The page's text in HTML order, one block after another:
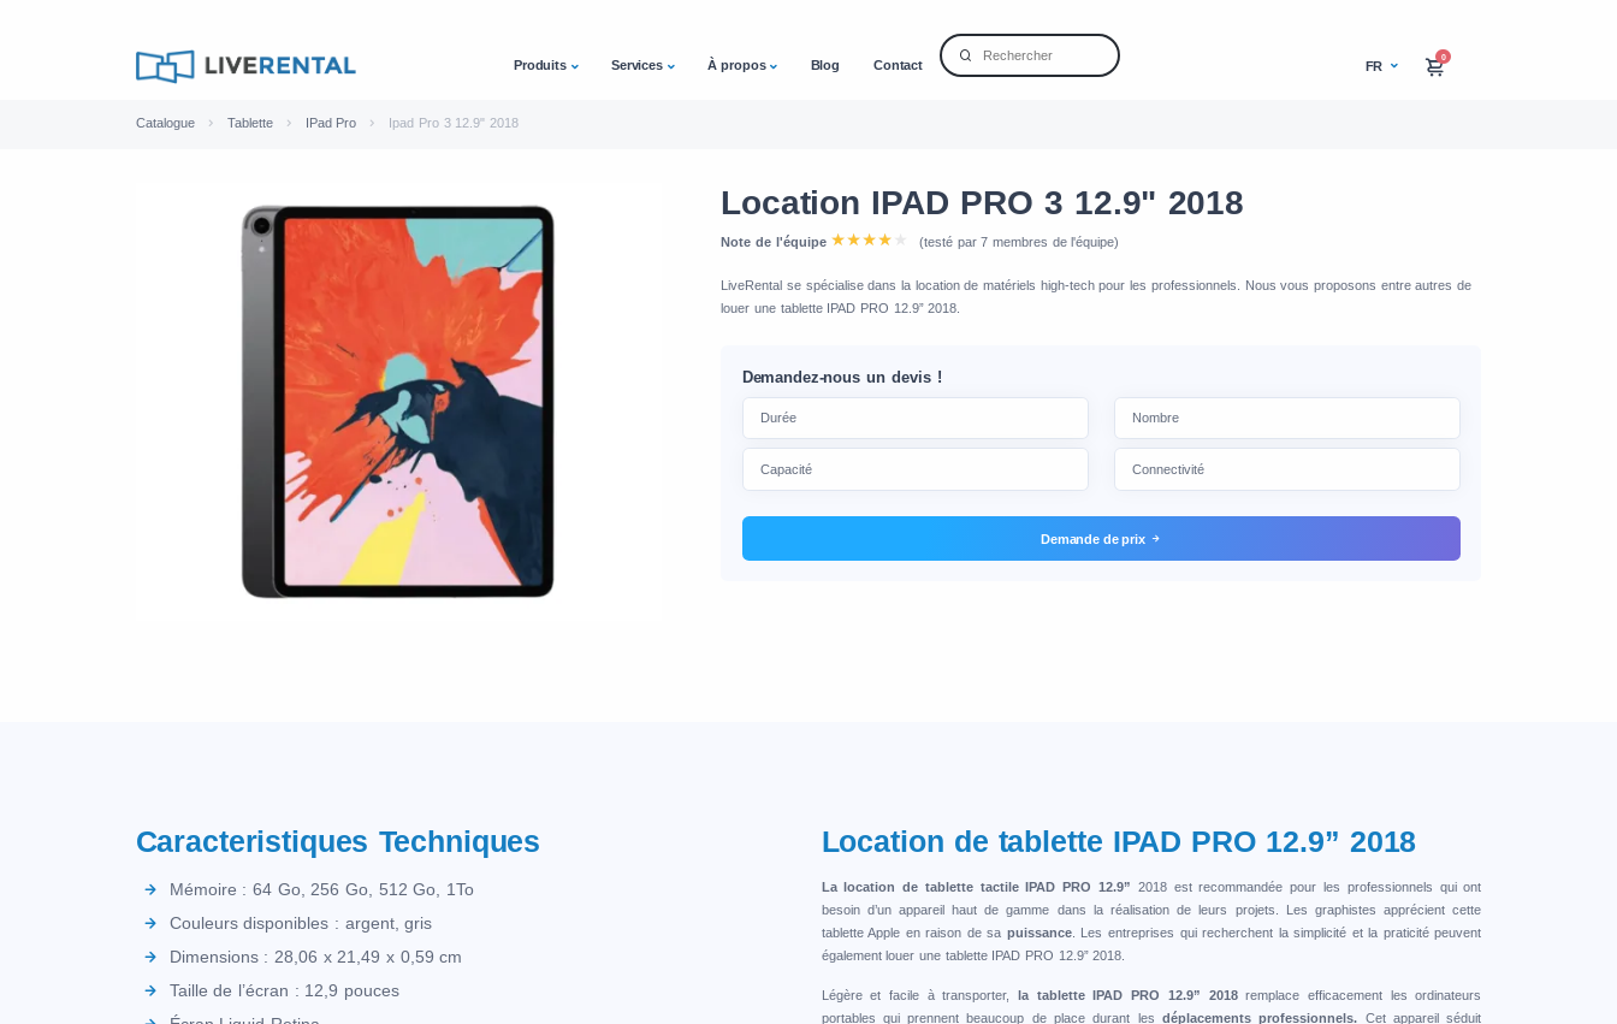
Produits Services À propos Blog Contact FR
0
Catalogue Tablette IPad Pro Ipad Pro 3 12.9" 2018
Location IPAD PRO 3 12.9" 2018
Note de l'équipe (testé par 7 membres de l'équipe)
LiveRental se spécialise dans la location de matériels high-tech pour les professionnels. Nous vous proposons entre autres de
louer une tablette IPAD PRO 12.9” 2018.
Demandez-nous un devis !
Demande de prix
Caracteristiques Techniques
Mémoire : 64 Go, 256 Go, 512 Go, 1To
Couleurs disponibles : argent, gris
Dimensions : 28,06 x 21,49 x 0,59 cm
Taille de l’écran : 12,9 pouces
Location de tablette IPAD PRO 12.9” 2018
La location de tablette tactile IPAD PRO 12.9” 2018 est recommandée pour les professionnels qui ont
besoin d’un appareil haut de gamme dans la réalisation de leurs projets. Les graphistes apprécient cette
tablette Apple en raison de sa puissance. Les entreprises qui recherchent la simplicité et la praticité peuvent
également louer une tablette IPAD PRO 12.9” 2018.
Légère et facile à transporter, la tablette IPAD PRO 12.9” 2018remplace efficacement les ordinateurs
portables qui prennent beaucoup de place durant lesdéplacements professionnels. Cet appareil séduit